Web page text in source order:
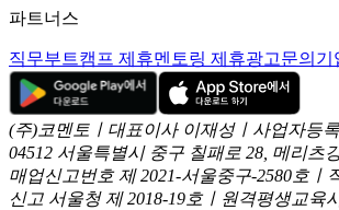
파트너스
직무부트캠프 제휴멘토링 제휴광고문의 기
(주)코멘토ㅣ대표이사 이재성ㅣ사업자등
04512 서울특별시 중구 칠패로 28, 메리츠
매업신고번호 제 2021-서울중구-2580호ㅣ
신고 서울청 제 2018-19호ㅣ원격평생교육